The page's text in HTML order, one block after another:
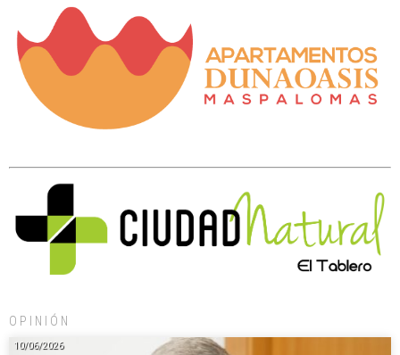
OPINIÓN
10/06/2026